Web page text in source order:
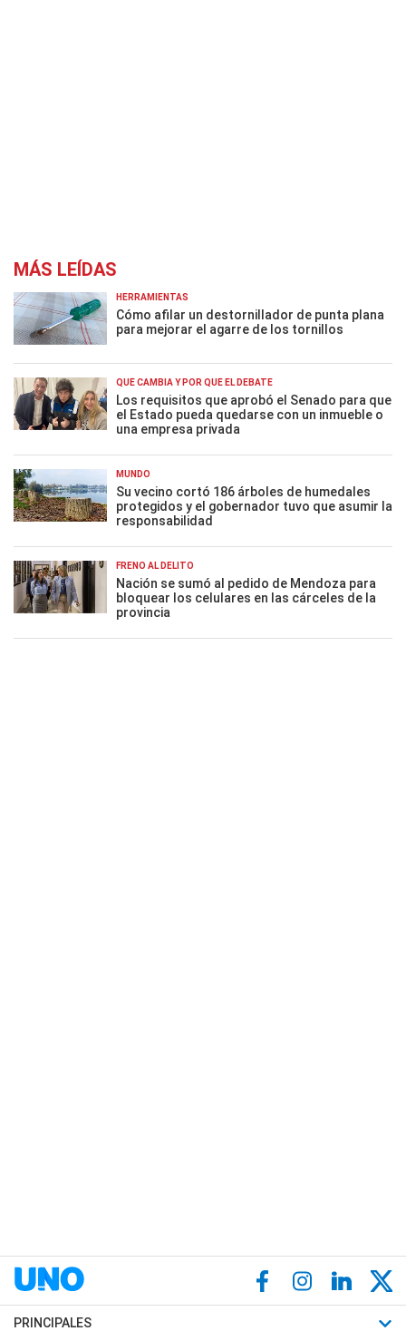
MÁS LEÍDAS
HERRAMIENTAS
Cómo afilar un destornillador de punta plana
para mejorar el agarre de los tornillos
QUÉ CAMBIA Y POR QUÉ EL DEBATE
Los requisitos que aprobó el Senado para que
el Estado pueda quedarse con un inmueble o
una empresa privada
MUNDO
Su vecino cortó 186 árboles de humedales
protegidos y el gobernador tuvo que asumir la
responsabilidad
FRENO AL DELITO
Nación se sumó al pedido de Mendoza para
bloquear los celulares en las cárceles de la
provincia
PRINCIPALES